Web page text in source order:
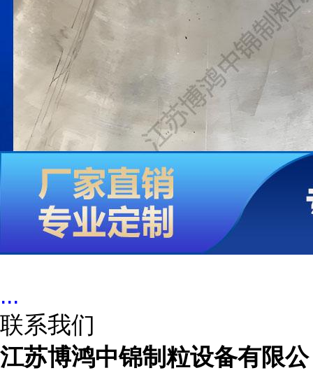
...
联系我们
江苏博鸿中锦制粒设备有限公